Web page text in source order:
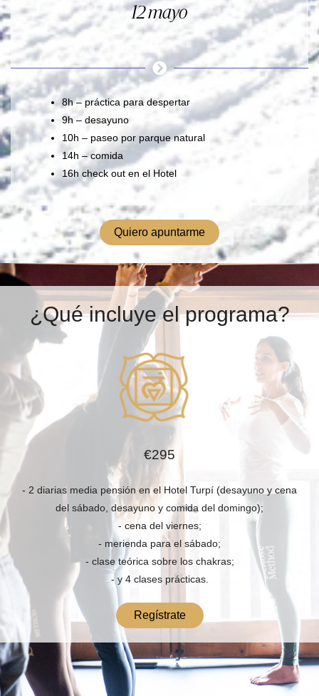
12 mayo
8h – práctica para despertar
9h – desayuno
10h – paseo por parque natural
14h – comida
16h check out en el Hotel
Quiero apuntarme
¿Qué incluye el programa?
€295
- 2 diarias media pensión en el Hotel Turpí (desayuno y cena
del sábado, desayuno y comida del domingo);
- cena del viernes;
- merienda para el sábado;
- clase teórica sobre los chakras;
- y 4 clases prácticas.
Regístrate